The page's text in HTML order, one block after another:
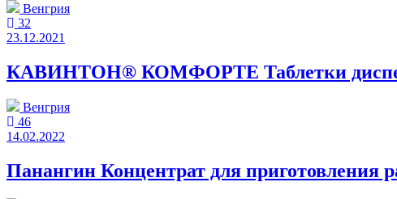
Венгрия
32
23.12.2021
КАВИНТОН® КОМФОРТЕ Таблетки
Венгрия
46
14.02.2022
Панангин Концентрат для